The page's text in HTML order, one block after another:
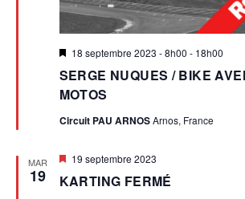
SERGE NUQUES / BIKE
MOTOS
Mis
avant
18 septembre 2023 - 8h00 - 18h00
Circuit PAU ARNOSArnos, France
MAR
19 KARTING FERMÉ
Mis
avant
19 septembre 2023